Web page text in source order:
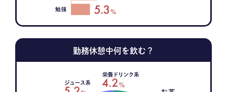
勤務休憩中何を飲む？